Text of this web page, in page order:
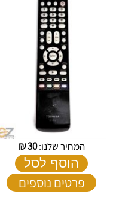
המחיר שלנו:30
₪
הוסף לסל
פרטים נוספים